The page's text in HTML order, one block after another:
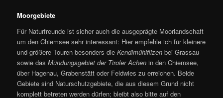
Moorgebiete
Für Naturfreunde ist sicher auch die ausgeprägte Moorlandschaft
um den Chiemsee sehr interessant: Hier empfehle ich für kleinere
und größere Touren besonders dieKendlmühlfilzen bei Grassau
sowie dasMündungsgebiet der Tiroler Achen in den Chiemsee,
über Hagenau, Grabenstätt oder Feldwies zu erreichen. Beide
Gebiete sind Naturschutzgebiete, die aus diesem Grund nicht
komplett betreten werden dürfen; bleibt also bitte auf den